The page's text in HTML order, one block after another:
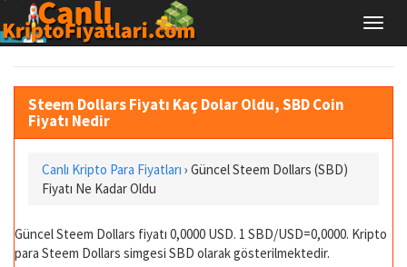
Steem Dollars Fiyatı Kaç Dolar Oldu, SBD Coin
Fiyatı Nedir
Canlı Kripto Para Fiyatları › Güncel Steem Dollars (SBD)
Fiyatı Ne Kadar Oldu
Güncel Steem Dollars fiyatı 0,0000 USD. 1 SBD/USD=0,0000. Kripto
para Steem Dollars simgesi SBD olarak gösterilmektedir.